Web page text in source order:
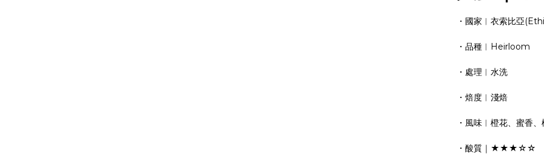
・國家︱衣索比亞
・品種︱Heirloom
・處理︱水洗
・焙度︱淺焙
・風味︱橙花、蜜香、
・酸質｜★★★☆☆